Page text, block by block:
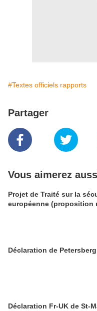
#Textes officiels rapports
Partager
Vous aimerez
Projet de Traité sur la
européenne (proposition
Déclaration de
Déclaration Fr-UK de St-